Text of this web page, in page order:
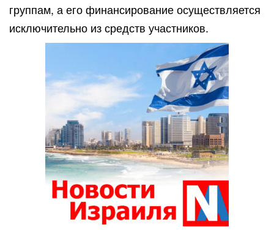
группам, а его финансирование осуществляется
исключительно из средств участников.